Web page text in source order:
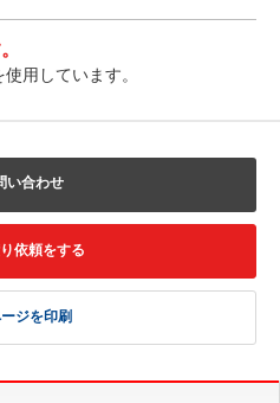
用しています。
い合わせ
依頼をする
ジを印刷